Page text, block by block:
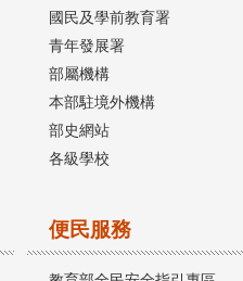
國民及學前教育署
青年發展署
部屬機構
本部駐境外機構
部史網站
各級學校
便民服務